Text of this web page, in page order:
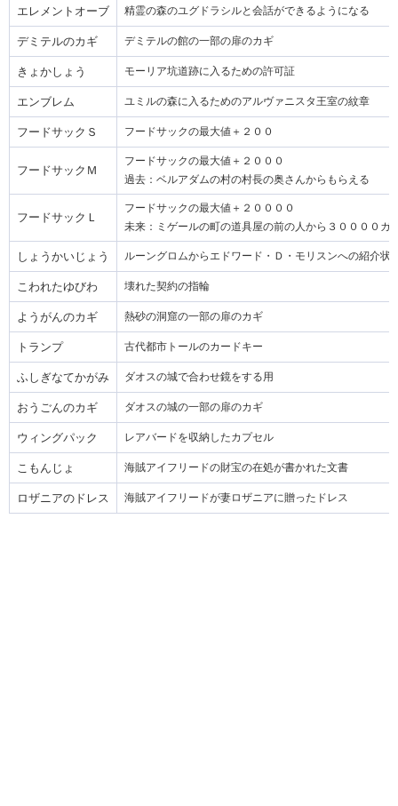
エレメントオーブ 精霊の森のユグドラシルと会話ができるようになる
デミテルのカギ デミテルの館の一部の扉のカギ
きょかしょう モーリア坑道跡に入るための許可証
エンブレム ユミルの森に入るためのアルヴァニスタ王室の紋章
フードサックＳ フードサックの最大値＋２００
フードサックＭ
フードサックの最大値＋２０００
過去：ベルアダムの村の村長の奥さんからもらえる
フードサックＬ
フードサックの最大値＋２００００
未来：ミゲールの町の道具屋の前の人から３００００ガ
しょうかいじょう ルーングロムからエドワード・Ｄ・モリスンへの紹介状
こわれたゆびわ 壊れた契約の指輪
ようがんのカギ 熱砂の洞窟の一部の扉のカギ
トランプ 古代都市トールのカードキー
ふしぎなてかがみ ダオスの城で合わせ鏡をする用
おうごんのカギ ダオスの城の一部の扉のカギ
ウィングパック レアバードを収納したカプセル
こもんじょ 海賊アイフリードの財宝の在処が書かれた文書
ロザニアのドレス 海賊アイフリードが妻ロザニアに贈ったドレス